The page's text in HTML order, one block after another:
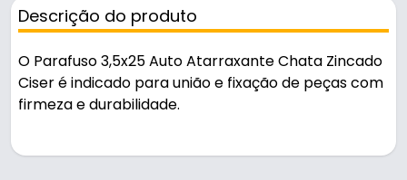
Descrição do produto
O Parafuso 3,5x25 Auto Atarraxante Chata Zincado
Ciser é indicado para união e fixação de peças com
firmeza e durabilidade.